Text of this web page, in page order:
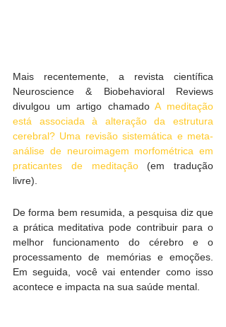
Mais recentemente, a revista científica
Neuroscience & Biobehavioral Reviews
divulgou um artigo chamado A meditação
está associada à alteração da estrutura
cerebral? Uma revisão sistemática e meta-
análise de neuroimagem morfométrica em
praticantes de meditação (em tradução
livre).
De forma bem resumida, a pesquisa diz que
a prática meditativa pode contribuir para o
melhor funcionamento do cérebro e o
processamento de memórias e emoções.
Em seguida, você vai entender como isso
acontece e impacta na sua saúde mental.